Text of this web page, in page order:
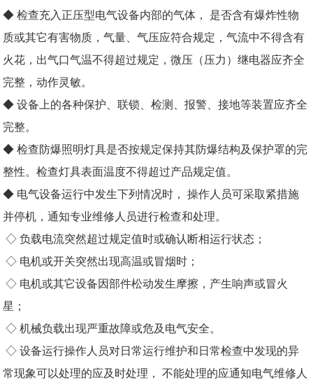
◆ 检查充入正压型电气设备内部的气体， 是否含有爆炸性物
质或其它有害物质，气量、气压应符合规定，气流中不得含有
火花，出气口气温不得超过规定，微压（压力）继电器应齐全
完整，动作灵敏。
◆ 设备上的各种保护、联锁、检测、报警、接地等装置应齐全
完整。
◆ 检查防爆照明灯具是否按规定保持其防爆结构及保护罩的完
整性。检查灯具表面温度不得超过产品规定值。
◆ 电气设备运行中发生下列情况时， 操作人员可采取紧措施
并停机，通知专业维修人员进行检查和处理。
◇ 负载电流突然超过规定值时或确认断相运行状态；
◇ 电机或开关突然出现高温或冒烟时；
◇ 电机或其它设备因部件松动发生摩擦，产生响声或冒火
星；
◇ 机械负载出现严重故障或危及电气安全。
◇ 设备运行操作人员对日常运行维护和日常检查中发现的异
常现象可以处理的应及时处理， 不能处理的应通知电气维修人